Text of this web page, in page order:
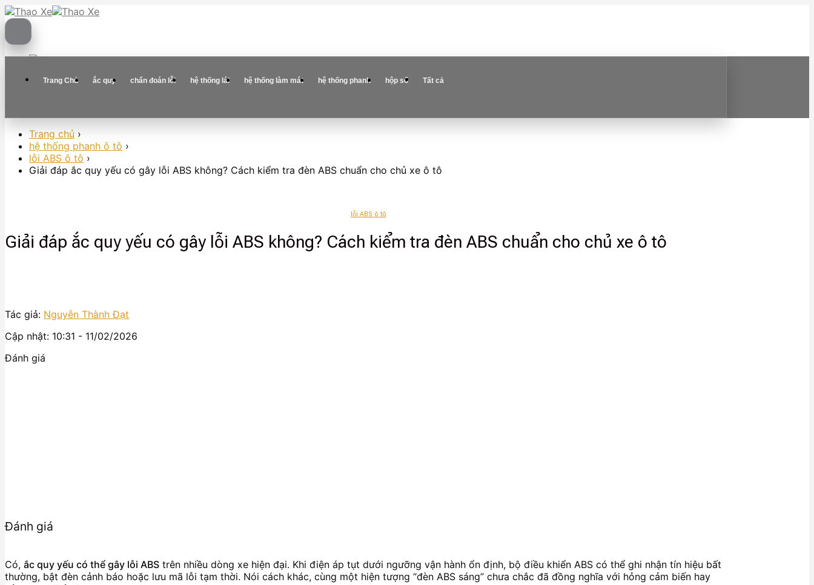
Skip
to
Trang Chủ ắc quy chẩn đoán lỗi hệ thống lái hệ thống làm mát hệ thống phanh hộp số Tất cả
Trang chủ ›
hệ thống phanh ô tô ›
lỗi ABS ô tô ›
Giải đáp ắc quy yếu có gây lỗi ABS không? Cách kiểm tra đèn ABS chuẩn cho chủ xe ô tô
lỗi ABS ô tô
Giải đáp ắc quy yếu có gây lỗi ABS không? Cách kiểm tra đèn ABS chuẩn cho chủ xe ô tô
Tác giả: Nguyễn Thành Đạt
Cập nhật: 10:31 - 11/02/2026
Đánh giá
Đánh giá
Có, ắc quy yếu có thể gây lỗi ABS trên nhiều dòng xe hiện đại. Khi điện áp tụt dưới ngưỡng vận hành ổn định, bộ điều khiển ABS có thể ghi nhận tín hiệu bất
thường, bật đèn cảnh báo hoặc lưu mã lỗi tạm thời. Nói cách khác, cùng một hiện tượng “đèn ABS sáng” chưa chắc đã đồng nghĩa với hỏng cảm biến hay